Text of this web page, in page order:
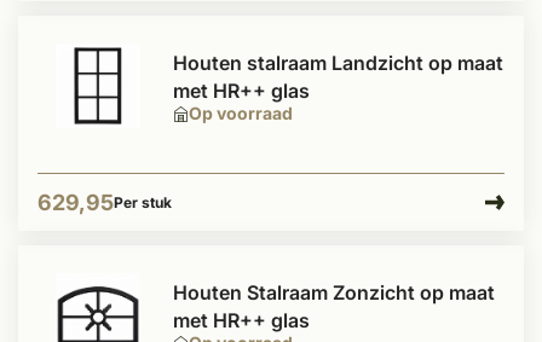
Op voorraad
Houten stalraam Landzicht op maat
met HR++ glas
629,95Per stuk
Houten Stalraam Zonzicht op maat
met HR++ glas